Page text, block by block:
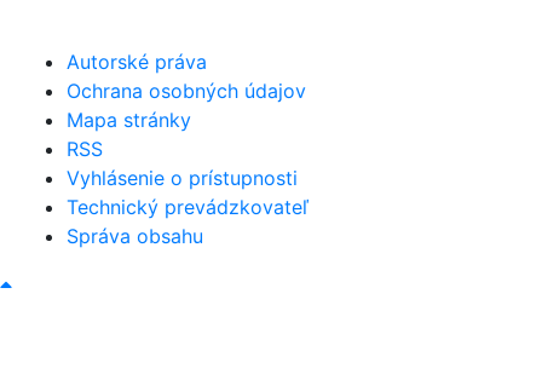
Autorské práva
Ochrana osobných údajov
Mapa stránky
RSS
Vyhlásenie o prístupnosti
Technický prevádzkovateľ
Správa obsahu